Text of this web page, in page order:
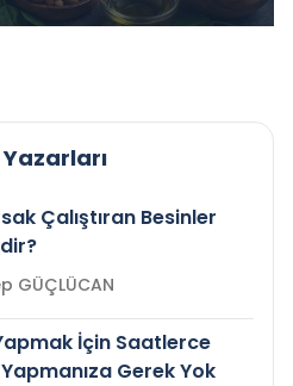
Çalıştıran Besinler
Zeynep GÜÇLÜCAN
İçin Saatlerce
Gerek Yok